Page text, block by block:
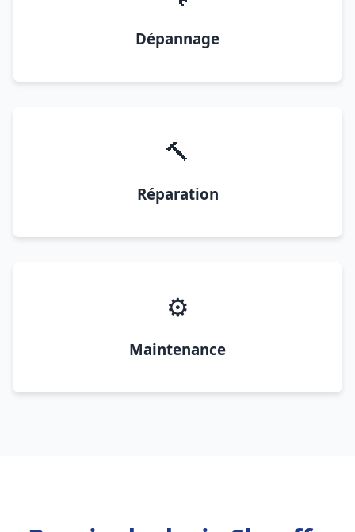
Dépannage
🔨
Réparation
⚙️
Maintenance